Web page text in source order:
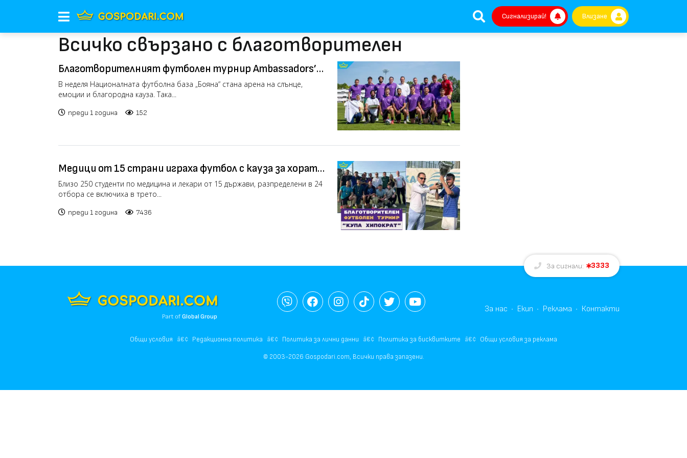
Сигнализирай! Влизане
Всичко свързано с благотворителен
Благотворителният футболен турнир Ambassadors’
League 2025 събра в "Бояна" различни поколения и
общности в името на децата
В неделя Националната футболна база „Бояна“ стана арена на слънце,
емоции и благородна кауза. Така...
преди 1 година 152
Медици от 15 страни играха футбол с кауза за хората
с увреждания
Близо 250 студенти по медицина и лекари от 15 държави, разпределени в 24
отбора се включиха в трето...
преди 1 година 7436
За сигнали: 3333
Part ofGlobal Group
За нас Екип Реклама Контакти
Общи условия Редакционна политика Политика за лични данни Политика за бисквитките Общи условия за реклама
© 2003-2026 Gospodari.com, Всички права запазени.